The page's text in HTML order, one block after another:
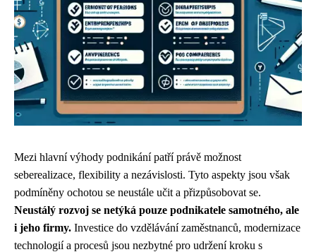
Mezi hlavní výhody podnikání patří právě možnost
seberealizace, flexibility a nezávislosti. Tyto aspekty jsou však
podmíněny ochotou se neustále učit a přizpůsobovat se.
Neustálý rozvoj se netýká pouze podnikatele samotného, ale
i jeho firmy. Investice do vzdělávání zaměstnanců, modernizace
technologií a procesů jsou nezbytné pro udržení kroku s